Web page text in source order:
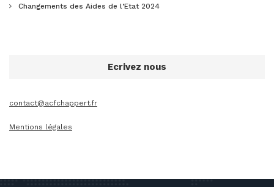
Changements des Aides de l’Etat 2024
Ecrivez nous
contact@acfchappert.fr
Mentions légales